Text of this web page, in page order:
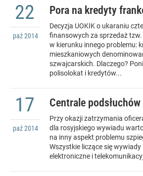
Pora na kredyty
22
paź2014
Decyzja UOKIK o ukaraniu
finansowych za sprzedaż
w kierunku innego problemu:
mieszkaniowych
szwajcarskich. Dlaczego?
polisolokat i kredytów...
Centrale podsłuchów
17
paź2014
Przy okazji zatrzymania
dla rosyjskiego wywiadu
na inny aspekt problemu
Wszystkie liczące się
elektroniczne i